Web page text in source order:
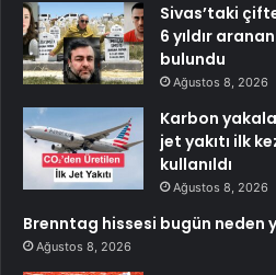
Sivas’taki
6 yıldır
bulundu
Ağustos 8, 2026
Karbon
jet yakıtı ilk
kullanıldı
Ağustos 8, 2026
Brenntag hissesi bugün neden
Ağustos 8, 2026